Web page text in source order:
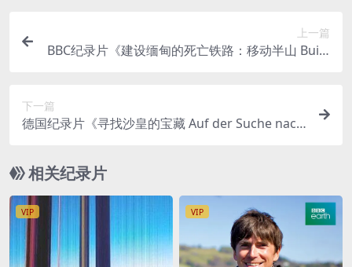
上一篇
BBC纪录片《建设缅甸的死亡铁路：移动半山 Build
KV/2.82G 缅甸死亡铁路血泪史
下一篇
德国纪录片《寻找沙皇的宝藏 Auf der Suche nach
63M 沙皇的宝藏
相关纪录片
VIP VIP